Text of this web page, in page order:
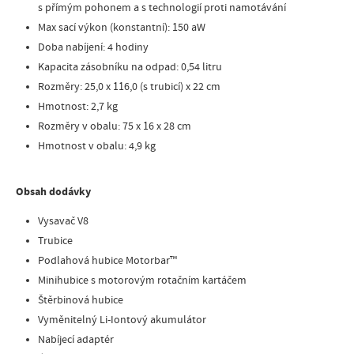
s přímým pohonem a s technologií proti namotávání
Max sací výkon (konstantní): 150 aW
Doba nabíjení: 4 hodiny
Kapacita zásobníku na odpad: 0,54 litru
Rozměry: 25,0 x 116,0 (s trubicí) x 22 cm
Hmotnost: 2,7 kg
Rozměry v obalu: 75 x 16 x 28 cm
Hmotnost v obalu: 4,9 kg
Obsah dodávky
Vysavač V8
Trubice
Podlahová hubice Motorbar™
Minihubice s motorovým rotačním kartáčem
Štěrbinová hubice
Vyměnitelný Li-Iontový akumulátor
Nabíjecí adaptér